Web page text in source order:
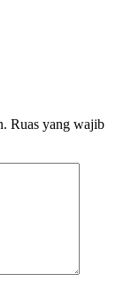
Ruas yang wajib